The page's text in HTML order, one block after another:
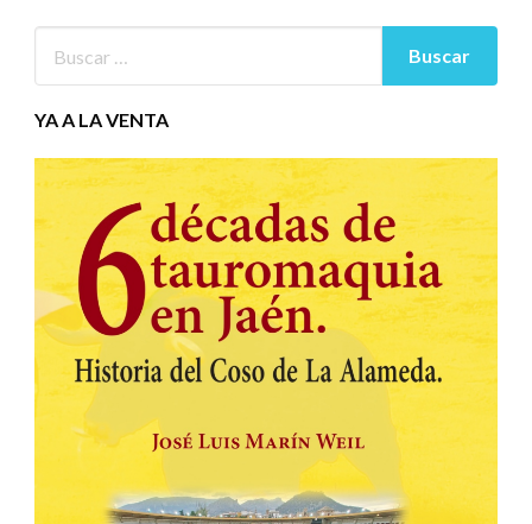
YA A LA VENTA